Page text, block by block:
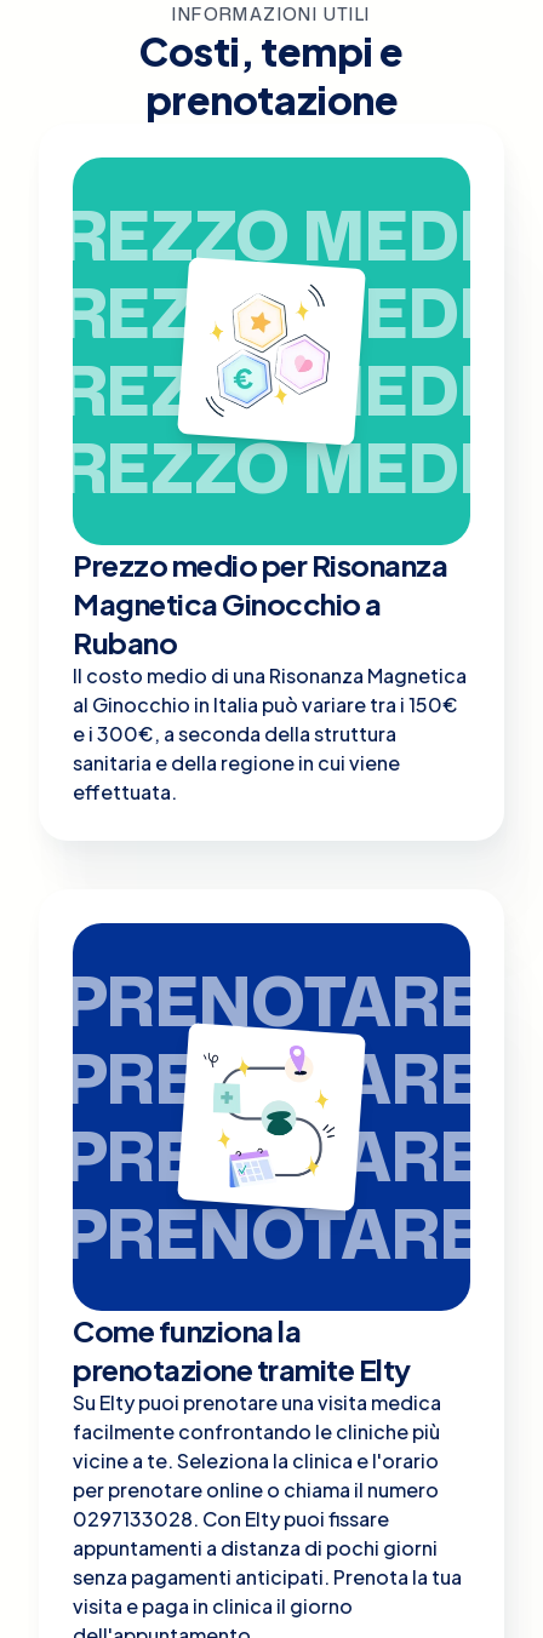
INFORMAZIONI UTILI
Costi, tempi e
prenotazione
PREZZO MEDIO
PREZZO MEDIO
PREZZO MEDIO
PREZZO MEDIO
Prezzo medio per Risonanza
Magnetica Ginocchio a
Rubano
Il costo medio di una Risonanza Magnetica
al Ginocchio in Italia può variare tra i 150€
e i 300€, a seconda della struttura
sanitaria e della regione in cui viene
effettuata.
PRENOTARE
PRENOTARE
PRENOTARE
PRENOTARE
Come funziona la
prenotazione tramite Elty
Su Elty puoi prenotare una visita medica
facilmente confrontando le cliniche più
vicine a te. Seleziona la clinica e l'orario
per prenotare online o chiama il numero
0297133028. Con Elty puoi fissare
appuntamenti a distanza di pochi giorni
senza pagamenti anticipati. Prenota la tua
visita e paga in clinica il giorno